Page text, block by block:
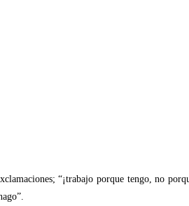
“¡trabajo porque tengo, no